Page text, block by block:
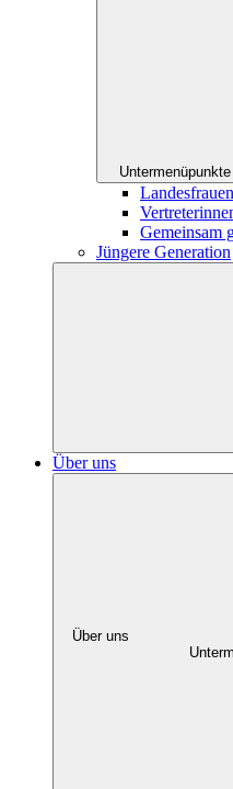
Gemeinsam
Jüngere Generation
Über uns
Über uns